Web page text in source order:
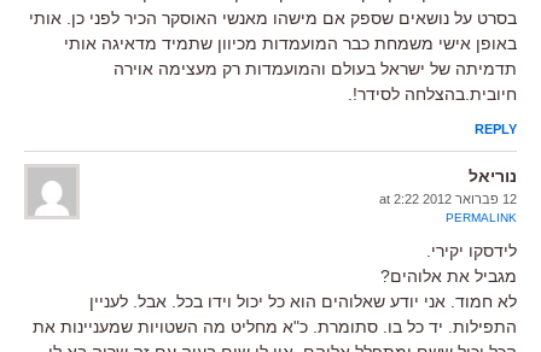
בסרט על נושאים שספק אם מישהו מאנשי האוסקר הכיר לפני כן. אותי
באופן אישי משמחת כבר המועמדות מכיוון שתמיד מדאיגה אותי
תדמיתה של ישראל בעולם והמועמדות רק מעצימה אוירה
חיובית.בהצלחה לסידר!.
REPLY
נוריאל
12 פברואר 2012 at 2:22
PERMALINK
לידסקו יקירי.
מגביל את אלוהים?
לא חמוד. אני יודע שאלוהים הוא כל יכול וידו בכל. אבל. לעניין
התפילות. יד כל בו. סתומרת. כ"א מחליט מה השטויות שמעניינות את